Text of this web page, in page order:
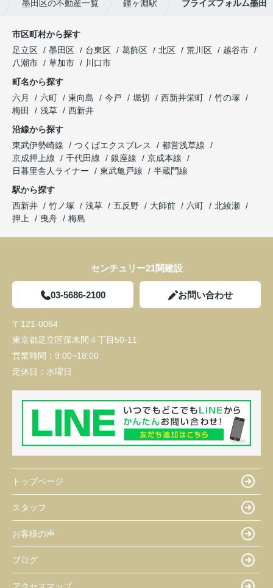
墨田区の不動産一覧 鐘ヶ淵駅 ブライズフォルム墨田
市区町村から探す
足立区
墨田区 台東区 葛飾区 北区 荒川区
越谷市
八潮市
草加市
川口市
町名から探す
六月
六町 東向島 今戸 堀切 西新井栄町
竹の塚
梅田
浅草
西新井
沿線から探す
東武伊勢崎線
つくばエクスプレス
都営浅草線
京成押上線
千代田線 銀座線
京成本線
日暮里舎人ライナー
東武亀戸線
半蔵門線
駅から探す
西新井
竹ノ塚 浅草 五反野 大師前 六町
北綾瀬
押上
曳舟 梅島
センチュリー21関建設
03-5686-2100 お問い合わせ
〒121-0064
東京都足立区保木間４丁目50-11
営業時間： 9:00~18:00
定休日： 水曜日
トップページ
スタッフ
お客様の声
ブログ